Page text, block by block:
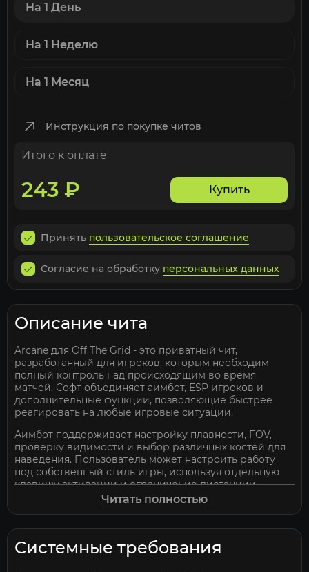
На 1 День
На 1 Неделю
На 1 Месяц
Инструкция по покупке читов
Итого к оплате
243 ₽ Купить
Принять пользовательское соглашение
Согласие на обработку персональных данных
Описание чита
Arcane для Off The Grid - это приватный чит,
разработанный для игроков, которым необходим
полный контроль над происходящим во время
матчей. Софт объединяет аимбот, ESP игроков и
дополнительные функции, позволяющие быстрее
реагировать на любые игровые ситуации.
Аимбот поддерживает настройку плавности, FOV,
проверку видимости и выбор различных костей для
наведения. Пользователь может настроить работу
под собственный стиль игры, используя отдельную
клавишу активации и ограничение дистанции
информацию о противниках в реальном времени.
Софт показывает никнеймы, клановые теги, номер
команды, здоровье, щиты, дистанцию, направление
Читать полностью
Системные требования